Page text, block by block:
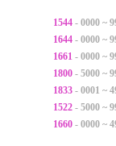
1544 - 0000 ~
1644 - 0000 ~
1661 - 0000 ~
1800 - 5000 ~
1833 - 0001 ~
1522 - 5000 ~
1660 - 0000 ~